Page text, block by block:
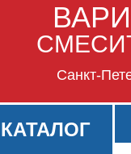
Санкт-
КАТАЛОГ